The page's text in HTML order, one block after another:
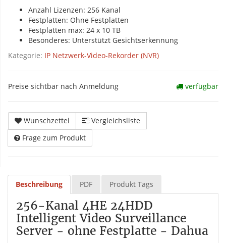
Anzahl Lizenzen: 256 Kanal
Festplatten: Ohne Festplatten
Festplatten max: 24 x 10 TB
Besonderes: Unterstützt Gesichtserkennung
Kategorie: IP Netzwerk-Video-Rekorder (NVR)
Preise sichtbar nach Anmeldung verfügbar
Wunschzettel
Vergleichsliste
Frage zum Produkt
Beschreibung PDF Produkt Tags
256-Kanal 4HE 24HDD
Intelligent Video Surveillance
Server - ohne Festplatte - Dahua